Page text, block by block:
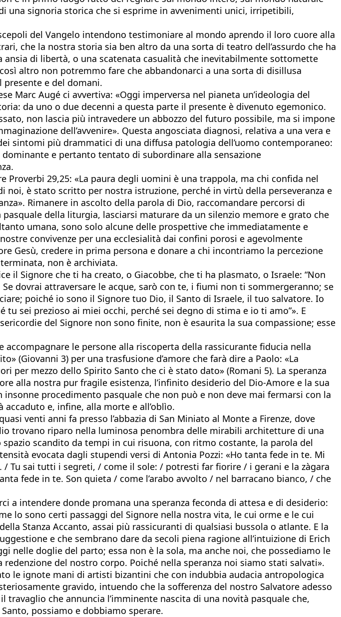
una signoria storica che si esprime in avvenimenti unici, irripetibili,
del Vangelo intendono testimoniare al mondo aprendo il loro cuore alla
che la nostra storia sia ben altro da una sorta di teatro dell’assurdo che ha
di libertà, o una scatenata casualità che inevitabilmente sottomette
altro non potremmo fare che abbandonarci a una sorta di disillusa
presente e del domani.
Marc Augé ci avvertiva: «Oggi imperversa nel pianeta un’ideologia del
da uno o due decenni a questa parte il presente è divenuto egemonico.
non lascia più intravedere un abbozzo del futuro possibile, ma si impone
dell’avvenire». Questa angosciata diagnosi, relativa a una vera e
sintomi più drammatici di una diffusa patologia dell’uomo contemporaneo:
e pertanto tentato di subordinare alla sensazione
29,25: «La paura degli uomini è una trappola, ma chi confida nel
è stato scritto per nostra istruzione, perché in virtù della perseveranza e
Rimanere in ascolto della parola di Dio, raccomandare percorsi di
della liturgia, lasciarsi maturare da un silenzio memore e grato che
umana, sono solo alcune delle prospettive che immediatamente e
convivenze per una ecclesialità dai confini porosi e agevolmente
Gesù, credere in prima persona e donare a chi incontriamo la percezione
non è archiviata.
il Signore che ti ha creato, o Giacobbe, che ti ha plasmato, o Israele: “Non
dovrai attraversare le acque, sarò con te, i fiumi non ti sommergeranno; se
poiché io sono il Signore tuo Dio, il Santo di Israele, il tuo salvatore. Io
tu sei prezioso ai miei occhi, perché sei degno di stima e io ti amo”». E
del Signore non sono finite, non è esaurita la sua compassione; esse
le persone alla riscoperta della rassicurante fiducia nella
(Giovanni 3) per una trasfusione d’amore che farà dire a Paolo: «La
per mezzo dello Spirito Santo che ci è stato dato» (Romani 5). La speranza
alla nostra pur fragile esistenza, l’infinito desiderio del Dio-Amore e la sua
procedimento pasquale che non può e non deve mai fermarsi con la
e, infine, alla morte e all’oblìo.
venti anni fa presso l’abbazia di San Miniato al Monte a Firenze, dove
trovano riparo nella luminosa penombra delle mirabili architetture di una
scandito da tempi in cui risuona, con ritmo costante, la parola del
evocata dagli stupendi versi di Antonia Pozzi: «Ho tanta fede in te. Mi
Tu sai tutti i segreti, / come il sole: / potresti far fiorire / i gerani e la zàgara
fede in te. Son quieta / come l’arabo avvolto / nel barracano bianco, / che
a intendere donde promana una speranza feconda di attesa e di desiderio:
lo sono certi passaggi del Signore nella nostra vita, le cui orme e le cui
Stanza Accanto, assai più rassicuranti di qualsiasi bussola o atlante. E la
e che sembrano dare da secoli piena ragione all’intuizione di Erich
nelle doglie del parto; essa non è la sola, ma anche noi, che possediamo le
del nostro corpo. Poiché nella speranza noi siamo stati salvati».
le ignote mani di artisti bizantini che con indubbia audacia antropologica
gravido, intuendo che la sofferenza del nostro Salvatore adesso
che annuncia l’imminente nascita di una novità pasquale che,
possiamo e dobbiamo sperare.